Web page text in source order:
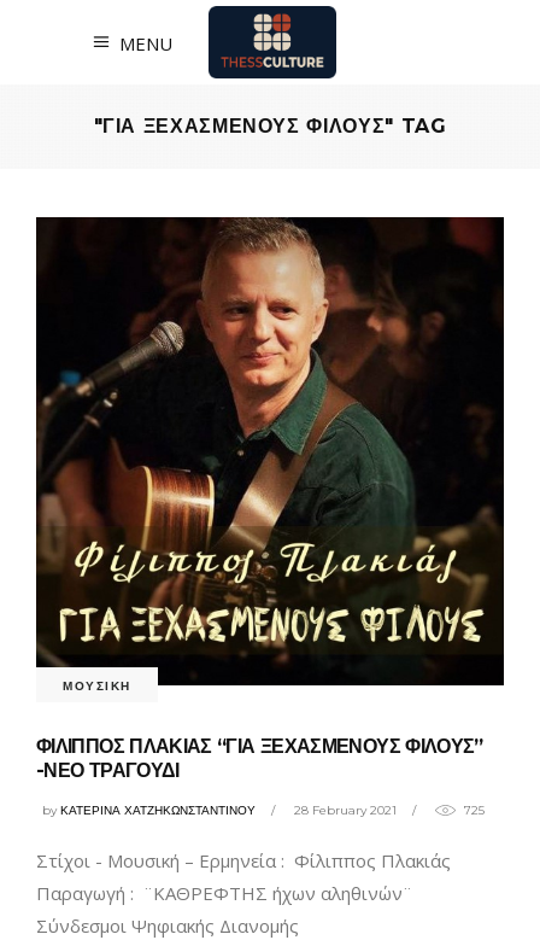
MENU
"ΓΙΑ ΞΕΧΑΣΜΕΝΟΥΣ ΦΙΛΟΥΣ" TAG
ΜΟΥΣΙΚΗ
ΦΙΛΙΠΠΟΣ ΠΛΑΚΙΑΣ “ΓΙΑ ΞΕΧΑΣΜΕΝΟΥΣ ΦΙΛΟΥΣ”
-ΝΕΟ ΤΡΑΓΟΥΔΙ
byΚΑΤΕΡΙΝΑ ΧΑΤΖΗΚΩΝΣΤΑΝΤΙΝΟΥ 28 February 2021 725
Στίχοι - Μουσική – Ερμηνεία : Φίλιππος Πλακιάς
Παραγωγή : ¨ΚΑΘΡΕΦΤΗΣ ήχων αληθινών¨
Σύνδεσμοι Ψηφιακής Διανομής